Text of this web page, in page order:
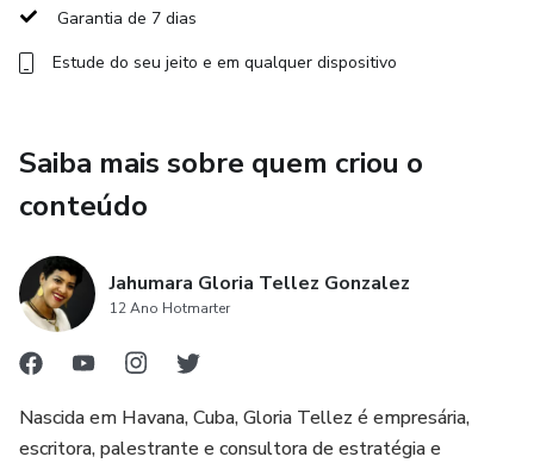
Garantia de 7 dias
Estude do seu jeito e em qualquer dispositivo
Saiba mais sobre quem criou o
conteúdo
Jahumara Gloria Tellez Gonzalez
12 Ano Hotmarter
Nascida em Havana, Cuba, Gloria Tellez é empresária,
escritora, palestrante e consultora de estratégia e